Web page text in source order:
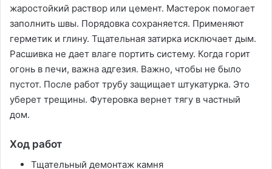
жаростойкий раствор или цемент. Мастерок помогает
заполнить швы. Порядовка сохраняется. Применяют
герметик и глину. Тщательная затирка исключает дым.
Расшивка не дает влаге портить систему. Когда горит
огонь в печи, важна адгезия. Важно, чтобы не было
пустот. После работ трубу защищает штукатурка. Это
уберет трещины. Футеровка вернет тягу в частный
дом.
Ход работ
Тщательный демонтаж камня